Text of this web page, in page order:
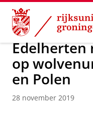
Skip
Content
Skip
Navigation
Over ons Actueel
Edelherten
op
en Polen
28 november 2019